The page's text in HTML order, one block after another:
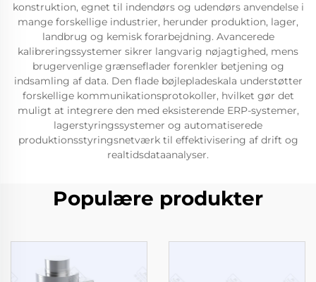
konstruktion, egnet til indendørs og udendørs anvendelse i
mange forskellige industrier, herunder produktion, lager,
landbrug og kemisk forarbejdning. Avancerede
kalibreringssystemer sikrer langvarig nøjagtighed, mens
brugervenlige grænseflader forenkler betjening og
indsamling af data. Den flade bøjlepladeskala understøtter
forskellige kommunikationsprotokoller, hvilket gør det
muligt at integrere den med eksisterende ERP-systemer,
lagerstyringssystemer og automatiserede
produktionsstyringsnetværk til effektivisering af drift og
realtidsdataanalyser.
Populære produkter